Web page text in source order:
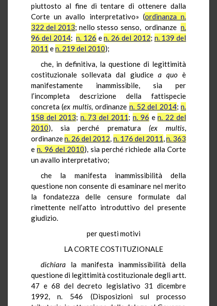
piuttosto al fine di tentare di ottenere dalla
Corte un avallo interpretativo» (ordinanza n.
322 del 2013; nello stesso senso, ordinanzen.
96 del 2014;n. 126 en. 26 del 2012; n. 139 del
2011 en. 219 del 2010);
che, in definitiva, la questione di legittimità
costituzionale sollevata dal giudice a quoè
manifestamente inammissibile, sia per
l’incompleta descrizione della fattispecie
concreta (ex multis, ordinanze n. 52 del 2014; n.
158 del 2013; n. 73 del 2011; n. 96 en. 22 del
2010), sia perché prematura(ex multis,
ordinanzen. 26 del 2012, n. 176 del 2011,n. 363
en. 96 del 2010), sia perché richiede alla Corte
un avallo interpretativo;
che la manifesta inammissibilità della
questione non consente di esaminare nel merito
la fondatezza delle censure formulate dal
rimettente nell’atto introduttivo del presente
giudizio.
per questi motivi
LA CORTE COSTITUZIONALE
dichiara la manifesta inammissibilità della
questione di legittimità costituzionale degli artt.
47 e 68 del decreto legislativo 31 dicembre
1992, n. 546 (Disposizioni sul processo